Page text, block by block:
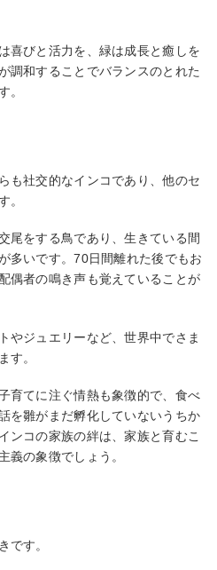
喜びと活力を、緑は成長と癒しを
調和することでバランスのとれた
。
も社交的なインコであり、他のセ
。
尾をする鳥であり、生きている間
多いです。70日間離れた後でもお
偶者の鳴き声も覚えていることが
やジュエリーなど、世界中でさま
す。
育てに注ぐ情熱も象徴的で、食べ
を雛がまだ孵化していないうちか
ンコの家族の絆は、家族と育むこ
義の象徴でしょう。
です。